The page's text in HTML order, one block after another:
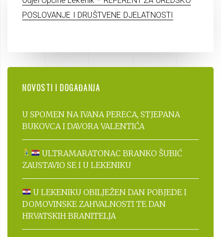
POSLOVANJE I DRUŠTVENE DJELATNOSTI
NOVOSTI I DOGAĐANJA
U SPOMEN NA IVANA PERECA, STJEPANA
BUKOVCA I DAVORA VALENTIĆA
ULTRAMARATONAC BRANKO ŠUBIĆ
ZAUSTAVIO SE I U LEKENIKU
U LEKENIKU OBILJEŽEN DAN POBJEDE I
DOMOVINSKE ZAHVALNOSTI TE DAN
HRVATSKIH BRANITELJA